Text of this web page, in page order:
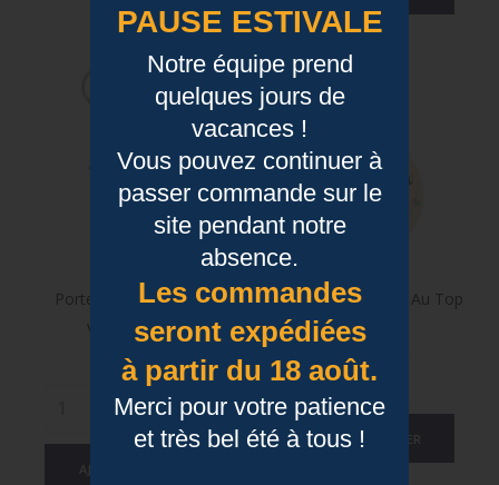
Porte Clés - Merci Pour
Votre Courage
Prix
11,90 €
Porte Clés - Docteur Au Top
Prix
11,90 €
AJOUTER AU PANIER
PAUSE ESTIVALE
Notre équipe prend
quelques jours de
vacances !
Vous pouvez continuer à
passer commande sur le
site pendant notre
absence.
Les commandes
seront expédiées
à partir du 18 août.
Merci pour votre patience
et très bel été à tous !